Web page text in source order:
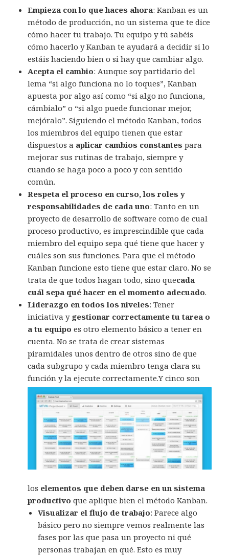
Empieza con lo que haces ahora: Kanban es un
método de producción, no un sistema que te dice
cómo hacer tu trabajo. Tu equipo y tú sabéis
cómo hacerlo y Kanban te ayudará a decidir si lo
estáis haciendo bien o si hay que cambiar algo.
Acepta el cambio: Aunque soy partidario del
lema “si algo funciona no lo toques”, Kanban
apuesta por algo así como “si algo no funciona,
cámbialo” o “si algo puede funcionar mejor,
mejóralo”. Siguiendo el método Kanban, todos
los miembros del equipo tienen que estar
dispuestos a aplicar cambios constantes para
mejorar sus rutinas de trabajo, siempre y
cuando se haga poco a poco y con sentido
común.
Respeta el proceso en curso, los roles y
responsabilidades de cada uno: Tanto en un
proyecto de desarrollo de software como de cual
proceso productivo, es imprescindible que cada
miembro del equipo sepa qué tiene que hacer y
cuáles son sus funciones. Para que el método
Kanban funcione esto tiene que estar claro. No se
trata de que todos hagan todo, sino quecada
cuál sepa qué hacer en el momento adecuado.
Liderazgo en todos los niveles: Tener
iniciativa y gestionar correctamente tu tarea o
a tu equipo es otro elemento básico a tener en
cuenta. No se trata de crear sistemas
piramidales unos dentro de otros sino de que
cada subgrupo y cada miembro tenga clara su
función y la ejecute correctamente.Y cinco son
los elementos que deben darse en un sistema
productivo que aplique bien el método Kanban.
Visualizar el flujo de trabajo: Parece algo
básico pero no siempre vemos realmente las
fases por las que pasa un proyecto ni qué
personas trabajan en qué. Esto es muy